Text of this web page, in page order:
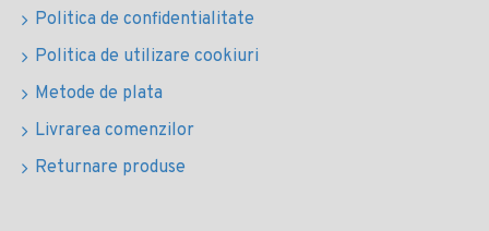
Politica de confidentialitate
Politica de utilizare cookiuri
Metode de plata
Livrarea comenzilor
Returnare produse